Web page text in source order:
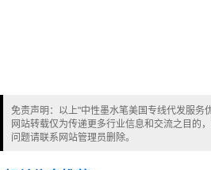
免责声明：以上"中性墨水笔美国专线代发服务
网站转载仅为传递更多行业信息和交流之目的
问题请联系网站管理员删除。